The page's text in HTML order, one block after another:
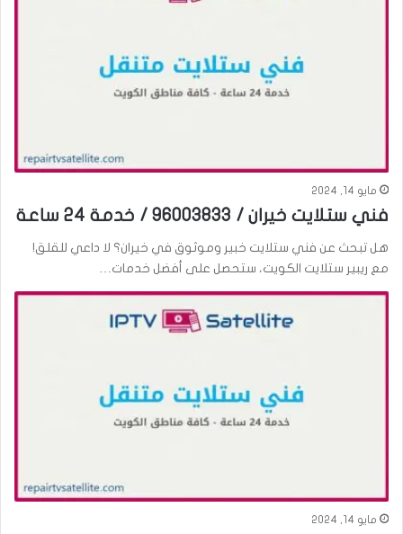
مايو 14, 2024
فني ستلايت خيران / 96003833 / خدمة 24 ساعة
هل تبحث عن فني ستلايت خبير وموثوق في خيران؟ لا داعي للقلق!
مع ريبير ستلايت الكويت، ستحصل على أفضل خدمات…
مايو 14, 2024